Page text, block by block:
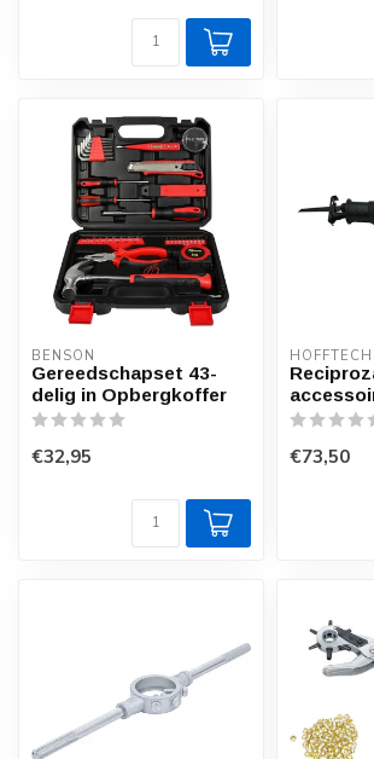
BENSON
Gereedschapset 43-
delig in Opbergkoffer
€32,95
HOFFTECH
€73,50